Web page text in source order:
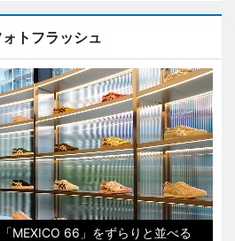
ォトフラッシュ
MEXICO 66」をずらりと並べる